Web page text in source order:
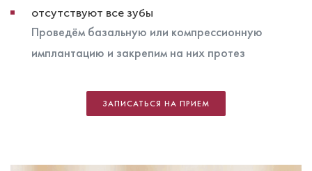
отсутствуют все зубы
Проведём базальную или компрессионную
имплантацию и закрепим на них протез
ЗАПИСАТЬСЯ НА ПРИЕМ